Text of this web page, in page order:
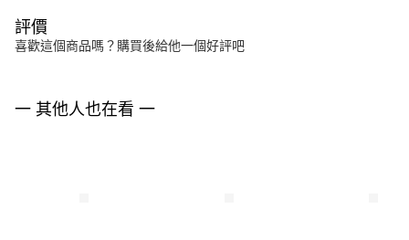
評價
喜歡這個商品嗎？購買後給他一個好評吧
一 其他人也在看 一